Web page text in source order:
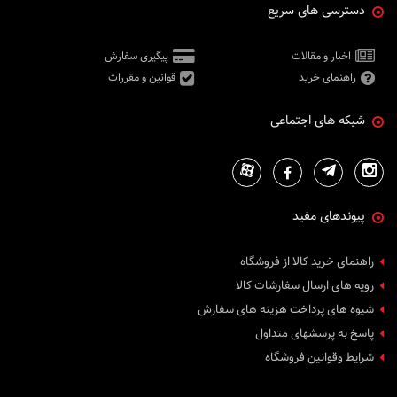
5400 انسی لومنز
120 لومنز
250 لومنز
1200 لومنز
1600 انسی لومنز
700 انسی لومنز
3100 انسی لومن
6800 انسی لومن
150 انسی لومن
3700 انسی لومن
2100 انسی لومن
دسترسی های سریع
اخبار و مقالات
پیگیری سفارش
راهنمای خرید
قوانین و مقررات
شبکه های اجتماعی
پیوندهای مفید
راهنمای خرید کالا از فروشگاه
رویه های ارسال سفارشات کالا
شیوه های پرداخت هزینه های سفارش
پاسخ به پرسشهای متداول
شرایط وقوانین فروشگاه